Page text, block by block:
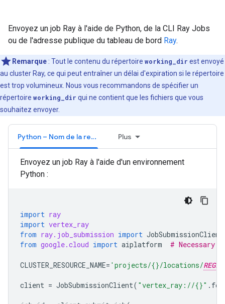
Envoyez un job Ray à l'aide de Python, de la CLI Ray Jobs
ou de l'adresse publique du tableau de bord Ray.
Remarque : Tout le contenu du répertoire working_dir est envoyé
au cluster Ray, ce qui peut entraîner un délai d'expiration si le répertoire
est trop volumineux. Nous vous recommandons de spécifier un
répertoire working_dir qui ne contient que les fichiers que vous
souhaitez envoyer.
Python – Nom de la ressource de cluster Plus
Envoyez un job Ray à l'aide d'un environnement
Python :
import ray
import vertex_ray
from ray.job_submission import JobSubmissionClient
from google.cloud import aiplatform # Necessary
CLUSTER_RESOURCE_NAME= 'projects/{}/locations/
client = JobSubmissionClient( "vertex_ray://{}" .